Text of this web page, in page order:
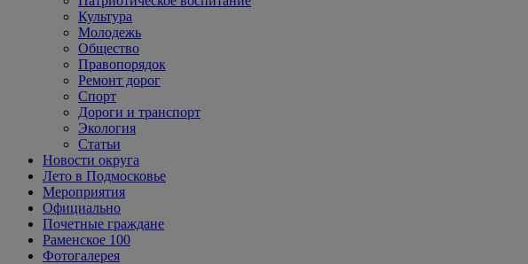
Культура
Молодежь
Общество
Правопорядок
Ремонт дорог
Спорт
Дороги и транспорт
Экология
Статьи
Новости округа
Лето в Подмосковье
Мероприятия
Официально
Почетные граждане
Раменское 100
Фотогалерея